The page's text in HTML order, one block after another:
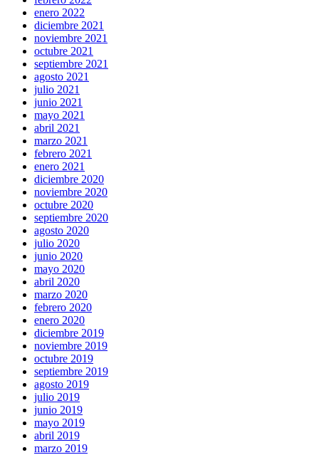
enero 2022
diciembre 2021
noviembre 2021
octubre 2021
septiembre 2021
agosto 2021
julio 2021
junio 2021
mayo 2021
abril 2021
marzo 2021
febrero 2021
enero 2021
diciembre 2020
noviembre 2020
octubre 2020
septiembre 2020
agosto 2020
julio 2020
junio 2020
mayo 2020
abril 2020
marzo 2020
febrero 2020
enero 2020
diciembre 2019
noviembre 2019
octubre 2019
septiembre 2019
agosto 2019
julio 2019
junio 2019
mayo 2019
abril 2019
marzo 2019